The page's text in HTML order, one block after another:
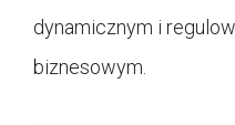
dynamicznym i
biznesowym.